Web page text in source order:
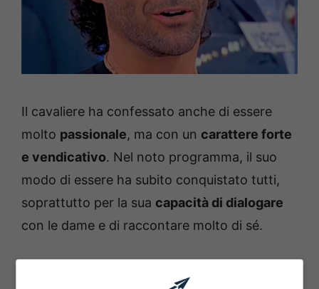
Il cavaliere ha confessato anche di essere
molto passionale, ma con un carattere forte
e vendicativo. Nel noto programma, il suo
modo di essere ha subito conquistato tutti,
soprattutto per la sua capacità di dialogare
con le dame e di raccontare molto di sé.